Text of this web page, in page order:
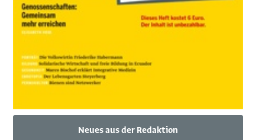
Neues aus der Redaktion